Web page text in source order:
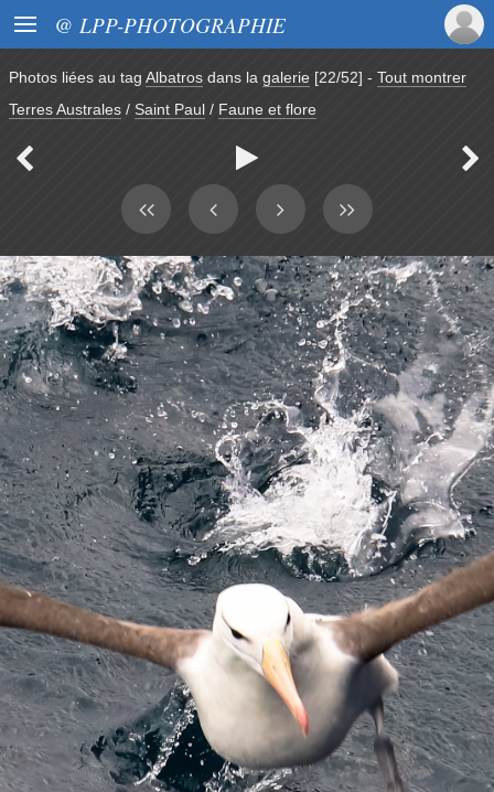
 @ LPP-PHOTOGRAPHIE
Photos liées au tag Albatros dans la galerie [22/52] - Tout montrer
Terres Australes / Saint Paul / Faune et flore
  